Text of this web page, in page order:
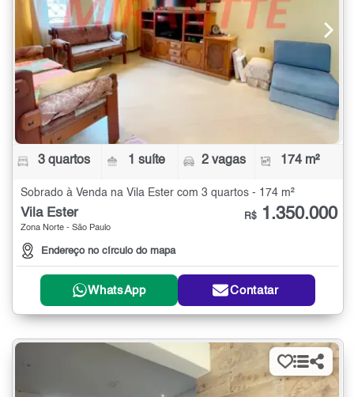
3 quartos 1 suíte 2 vagas 174 m²
Sobrado à Venda na Vila Ester com 3 quartos - 174 m²
Vila Ester
Zona Norte - São Paulo
Endereço no círculo do mapa
R$ 1.350.000
WhatsApp Contatar